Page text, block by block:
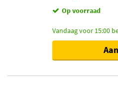
Op voorraad
Vandaag voor 15:00